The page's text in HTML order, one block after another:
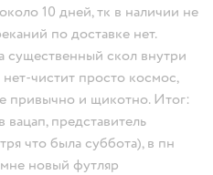
10 дней, тк в наличии не
по доставке нет.
существенный скол внутри
чистит просто космос,
привычно и щикотно. Итог:
представитель
что была суббота), в пн
новый футляр